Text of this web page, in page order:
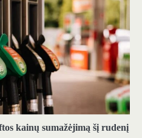
kainų sumažėjimą šį rudenį